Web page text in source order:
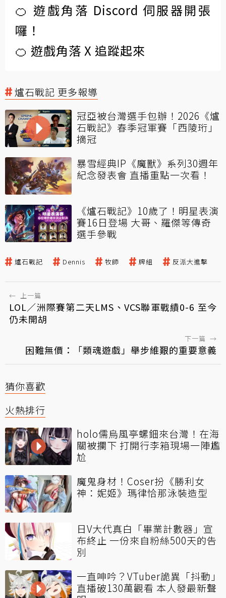
🍊 遊戲角落 Discord 伺服器開張
囉！
🍊 遊戲角落 X 追蹤起來
爐石戰記 更多報導
冠亞被台灣選手包辦！2026《爐
石戰記》春季冠軍賽「西陵珩」
摘冠
暴雪經典IP《魔獸》系列30週年
紀念發表會 直播重點一次看！
《爐石戰記》10歲了！明星表演
賽16日登場 大哥、羅傑等傳奇
選手參戰
爐石戰記 Dennis 牧師 牌組 反派大進擊
← 上一篇
LOL／洲際賽第二天LMS、VCS聯軍戰績0-6 至今
仍未開胡
下一篇 →
困難無價：「類魂遊戲」舉步維艱的重要意義
猜你喜歡
火熱排行
holo儒烏風亭螺鈿來台灣！在海
關被攔下 打開行李箱現場一陣尷
尬
魔鬼身材！Coser扮《勝利女
神：妮姬》瑪律恰那泳裝造型
日V大代真白「畢業計數器」宣
布終止 一份來自粉絲500天的告
別
一直呻吟？VTuber詭異「抖動」
直播破130萬觀看 本人發最新聲